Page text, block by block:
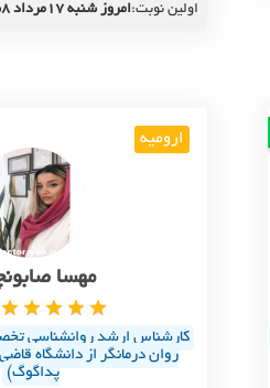
اولین نوبت:امروز شنبه 17مرداد 8شب
ارومیه
مهسا
کارشناس ارشد روانشناسی
روان درمانگر از دانشگاه
پداگوگ)